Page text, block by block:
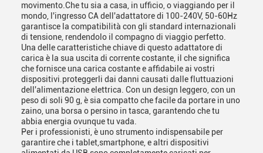
movimento.Che tu sia a casa, in ufficio, o viaggiando per il
mondo, l'ingresso CA dell'adattatore di 100-240V, 50-60Hz
garantisce la compatibilità con gli standard internazionali
di tensione, rendendolo il compagno di viaggio perfetto.
Una delle caratteristiche chiave di questo adattatore di
carica è la sua uscita di corrente costante, il che significa
che fornisce una carica costante e affidabile ai vostri
dispositivi.proteggerli dai danni causati dalle fluttuazioni
dell'alimentazione elettrica. Con un design leggero, con un
peso di soli 90 g, è sia compatto che facile da portare in uno
zaino, una borsa o persino in tasca, garantendo che tu
abbia energia ovunque tu vada.
Per i professionisti, è uno strumento indispensabile per
garantire che i tablet,smartphone, e altri dispositivi